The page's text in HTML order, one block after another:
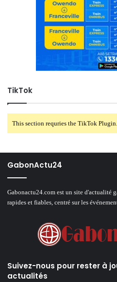
TikTok
This section requries the TikTok Plugin.
GabonActu24
Gabonactu24.com est un site d'actualité
rapides et fiables, centré sur les
Suivez-nous pour rester à
actualités